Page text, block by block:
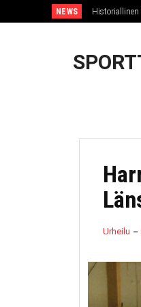
NEWS
Urheilu